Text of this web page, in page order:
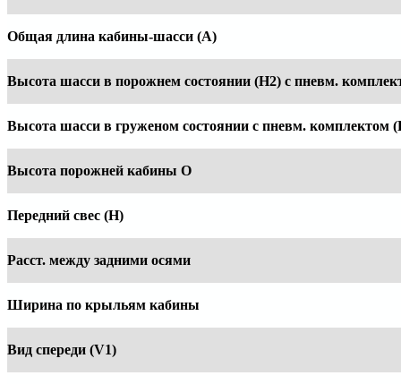
Общая длина кабины-шасси (А)
Высота шасси в порожнем состоянии (Н2) с пневм.
Высота шасси в груженом состоянии с пневм. комплектом
Высота порожней кабины O
Передний свес (H)
Расст. между задними осями
Ширина по крыльям кабины
Вид спереди (V1)